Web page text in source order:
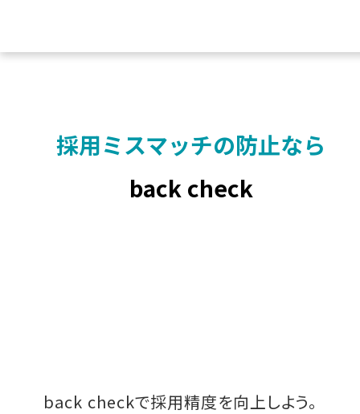
採用ミスマッチの防止なら
back check
back checkで採用精度を向上しよう。